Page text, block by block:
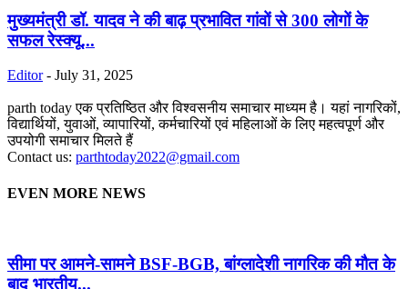
मुख्यमंत्री डॉ. यादव ने की बाढ़ प्रभावित गांवों से 300 लोगों के
सफल रेस्क्यू...
Editor - July 31, 2025
parth today एक प्रतिष्ठित और विश्वसनीय समाचार माध्यम है। यहां नागरिकों,
विद्यार्थियों, युवाओं, व्यापारियों, कर्मचारियों एवं महिलाओं के लिए महत्वपूर्ण और
उपयोगी समाचार मिलते हैं
Contact us: parthtoday2022@gmail.com
EVEN MORE NEWS
सीमा पर आमने-सामने BSF-BGB, बांग्लादेशी नागरिक की मौत के
बाद भारतीय...